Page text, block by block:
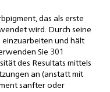
das als erste
wird. Durch seine
einzuarbeiten und hält
Sie 301
des Resultats mittels
an (anstatt mit
sanfter oder